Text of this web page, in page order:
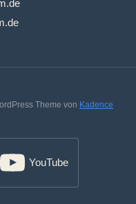
Theme von Kadence
YouTube